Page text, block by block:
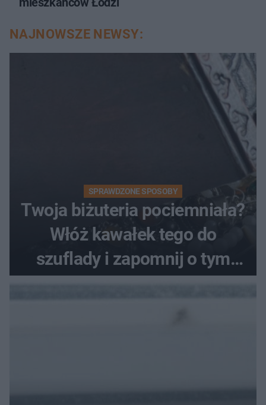
NAJNOWSZE NEWSY:
SPRAWDZONE SPOSOBY
Twoja biżuteria pociemniała?
Włóż kawałek tego do
szuflady i zapomnij o tym